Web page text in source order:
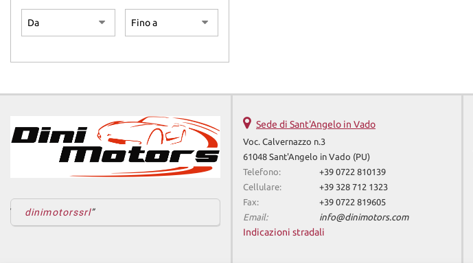
dinimotorssrl
Sede di Sant'Angelo in Vado
Voc. Calvernazzo n.3
61048 Sant'Angelo in Vado (PU)
Telefono:
+39 0722 810139
Cellulare:
+39 328 712 1323
Fax:
+39 0722 819605
Email:
info@dinimotors.com
Indicazioni stradali